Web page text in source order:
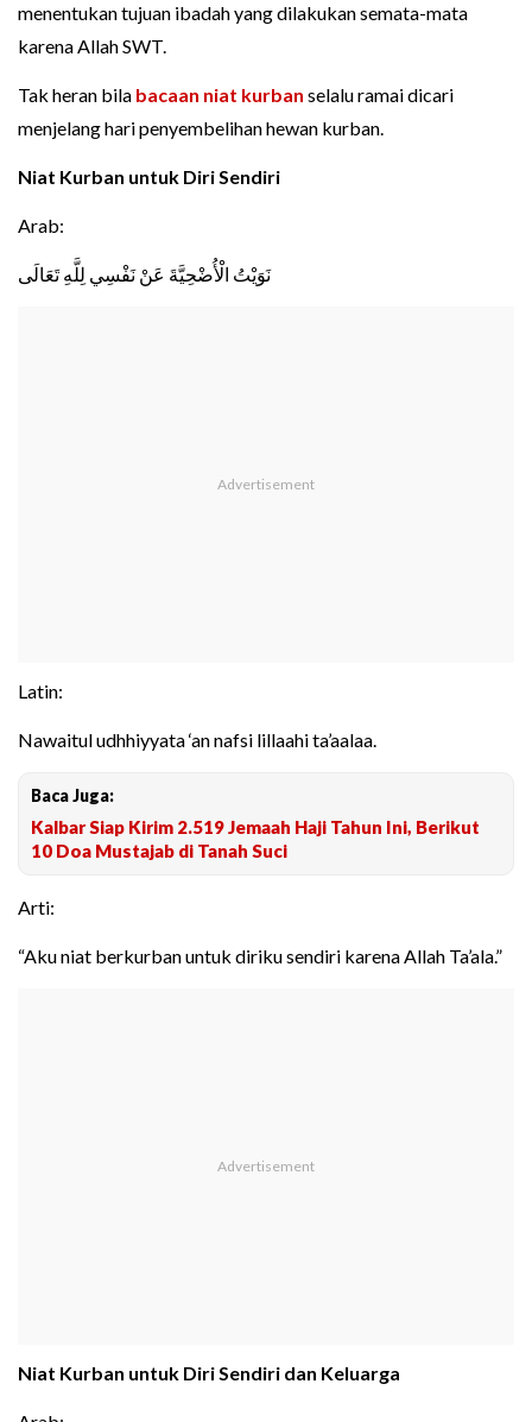
menentukan tujuan ibadah yang dilakukan semata-mata
karena Allah SWT.
Tak heran bila bacaan niat kurban selalu ramai dicari
menjelang hari penyembelihan hewan kurban.
Niat Kurban untuk Diri Sendiri
Arab:
نَوَيْتُ الْأُضْحِيَّةَ عَنْ نَفْسِي لِلَّهِ تَعَالَى
Latin:
Nawaitul udhhiyyata ‘an nafsi lillaahi ta’aalaa.
Baca Juga:
Kalbar Siap Kirim 2.519 Jemaah Haji Tahun Ini, Berikut
10 Doa Mustajab di Tanah Suci
Arti:
“Aku niat berkurban untuk diriku sendiri karena Allah Ta’ala.”
Niat Kurban untuk Diri Sendiri dan Keluarga